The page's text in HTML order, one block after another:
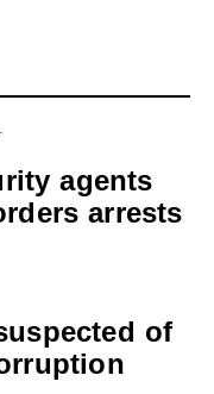
agents
arrests
of